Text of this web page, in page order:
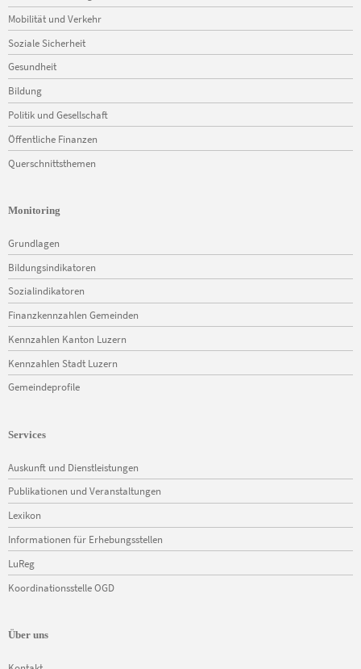
Mobilität und Verkehr
Soziale Sicherheit
Gesundheit
Bildung
Politik und Gesellschaft
Öffentliche Finanzen
Querschnittsthemen
Monitoring
Navigation
überspringen
Grundlagen
Bildungsindikatoren
Sozialindikatoren
Finanzkennzahlen Gemeinden
Kennzahlen Kanton Luzern
Kennzahlen Stadt Luzern
Gemeindeprofile
Services
Navigation
überspringen
Auskunft und Dienstleistungen
Publikationen und Veranstaltungen
Lexikon
Informationen für Erhebungsstellen
LuReg
Koordinationsstelle OGD
Über uns
Navigation